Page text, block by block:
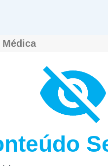
Médica